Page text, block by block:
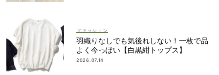
ファッション
羽織りなしでも気後れしない！一枚で品
よく今っぽい【白黒紺トップス】
2026.07.14